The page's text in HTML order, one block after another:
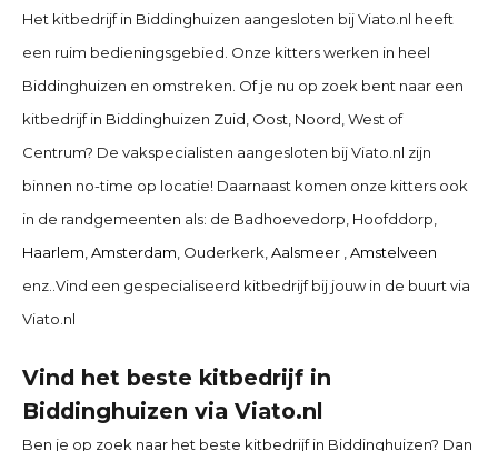
Het kitbedrijf in Biddinghuizen aangesloten bij Viato.nl heeft
een ruim bedieningsgebied. Onze kitters werken in heel
Biddinghuizen en omstreken. Of je nu op zoek bent naar een
kitbedrijf in Biddinghuizen Zuid, Oost, Noord, West of
Centrum? De vakspecialisten aangesloten bij Viato.nl zijn
binnen no-time op locatie! Daarnaast komen onze kitters ook
in de randgemeenten als: de Badhoevedorp, Hoofddorp,
Haarlem Amsterdam , Ouderkerk, Aalsmeer Amstelveen
enz.. Vind een gespecialiseerd kitbedrijf bij jouw in de buurt via
Viato.nl
Vind het beste kitbedrijf in
Biddinghuizen via Viato.nl
Ben je op zoek naar het beste kitbedrijf in Biddinghuizen? Dan